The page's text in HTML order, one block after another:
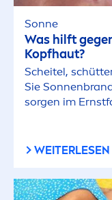
Sonne
Was hilft
Kopfhaut?
Scheitel,
Sie
sorgen im
WEITERLESEN